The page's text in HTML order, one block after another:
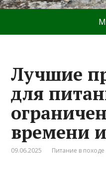
Лучшие
для
времени
09.06.2025 Питание в походе